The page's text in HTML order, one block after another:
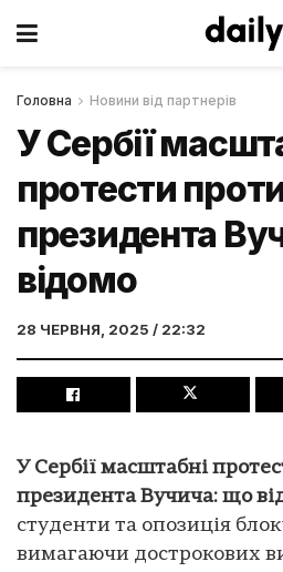
Головна Новини від партнерів
У Сербії
протести
президента
відомо
28 ЧЕРВНЯ, 2025 / 22:32
У Сербії масштабні
президента Вучича: що
студенти та опозиція
вимагаючи дострокових